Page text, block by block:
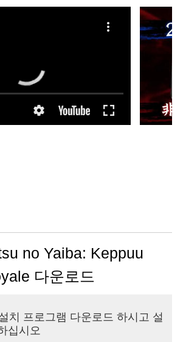
no Yaiba: Keppuu
다운로드
치 프로그램 다운로드 하시고 설
십시오